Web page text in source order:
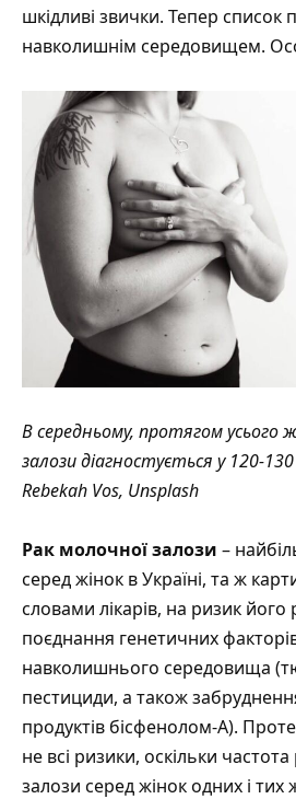
шкідливі звички. Тепер список
навколишнім середовищем.
В середньому, протягом
залози діагностується у 120-
Rebekah Vos, Unsplash
Рак молочної залози –
серед жінок в Україні, та ж
словами лікарів, на ризик його
поєднання генетичних
навколишнього середовища
пестициди, а також
продуктів бісфенолом-А).
не всі ризики, оскільки
залози серед жінок одних і тих